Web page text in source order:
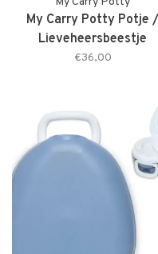
My Carry Potty Potje /
Lieveheersbeestje
€36,00